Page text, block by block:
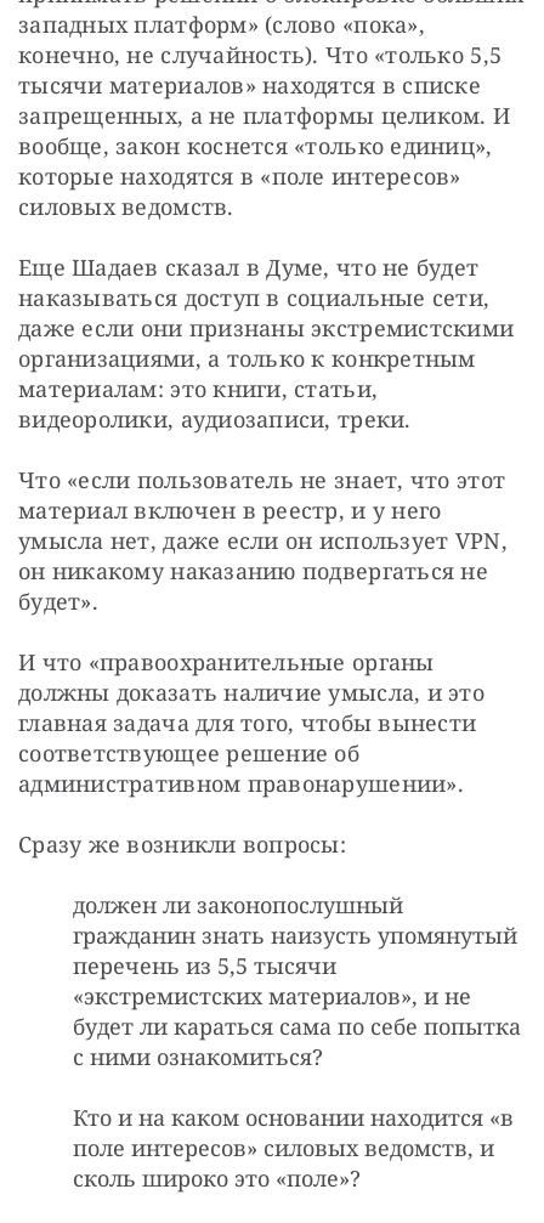
западных платформ» (слово «пока»,
конечно, не случайность). Что «только 5,5
тысячи материалов» находятся в списке
запрещенных, а не платформы целиком. И
вообще, закон коснется «только единиц»,
которые находятся в «поле интересов»
силовых ведомств.
Еще Шадаев сказал в Думе, что не будет
наказываться доступ в социальные сети,
даже если они признаны экстремистскими
организациями, а только к конкретным
материалам: это книги, статьи,
видеоролики, аудиозаписи, треки.
Что «если пользователь не знает, что этот
материал включен в реестр, и у него
умысла нет, даже если он использует VPN,
он никакому наказанию подвергаться не
будет».
И что «правоохранительные органы
должны доказать наличие умысла, и это
главная задача для того, чтобы вынести
соответствующее решение об
административном правонарушении».
Сразу же возникли вопросы:
должен ли законопослушный
гражданин знать наизусть упомянутый
перечень из 5,5 тысячи
«экстремистских материалов», и не
будет ли караться сама по себе попытка
с ними ознакомиться?
Кто и на каком основании находится «в
поле интересов» силовых ведомств, и
сколь широко это «поле»?